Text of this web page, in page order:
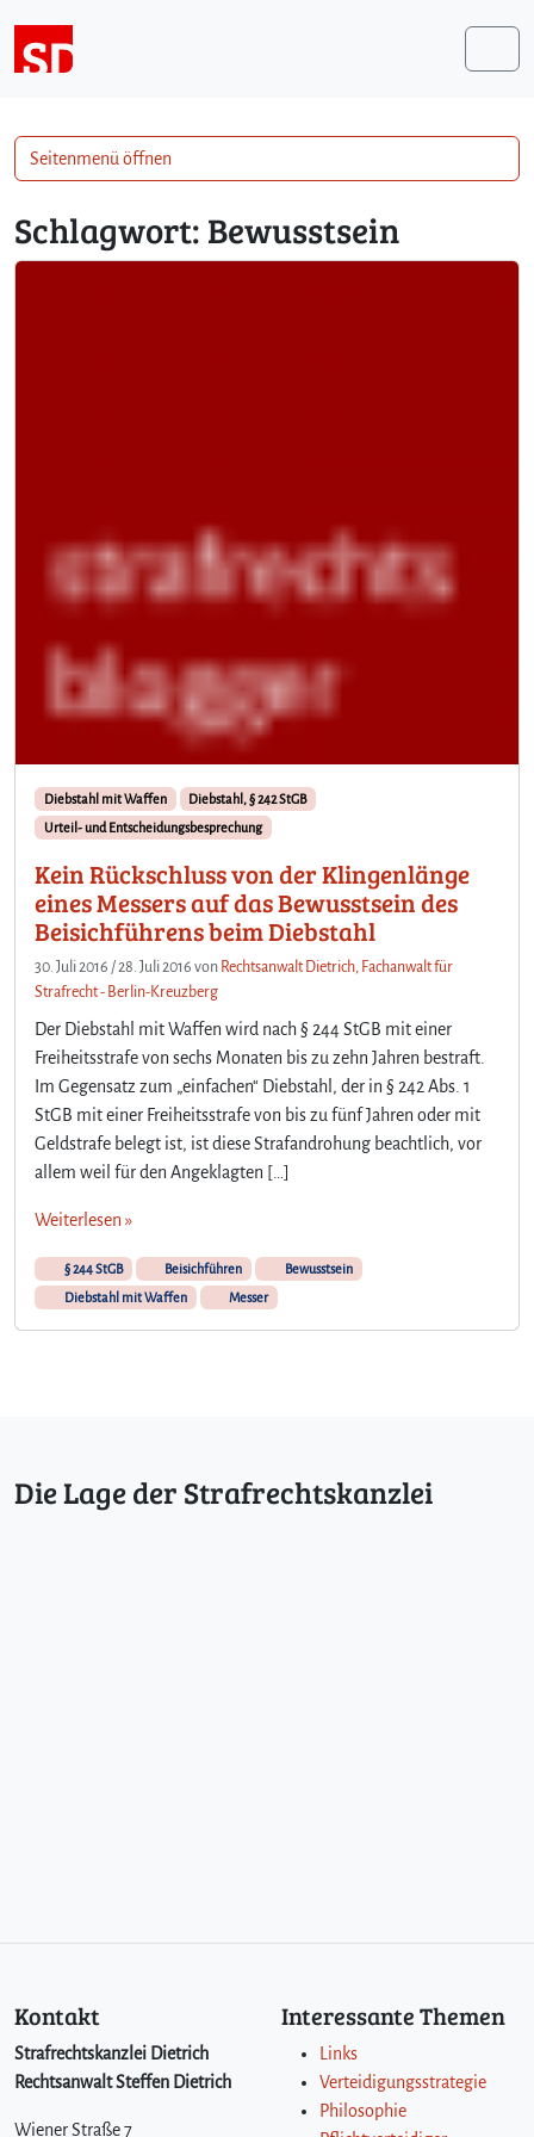
Schlagwort: Bewusstsein
Diebstahl mit Waffen
Diebstahl, § 242 StGB
Urteil- und Entscheidungsbesprechung
Kein Rückschluss von der Klingenlänge
eines Messers auf das Bewusstsein des
Beisichführens beim Diebstahl
30. Juli 2016 /28. Juli 2016 von Rechtsanwalt Dietrich, Fachanwalt für
Strafrecht - Berlin-Kreuzberg
Der Diebstahl mit Waffen wird nach § 244 StGB mit einer
Freiheitsstrafe von sechs Monaten bis zu zehn Jahren bestraft.
Im Gegensatz zum „einfachen“ Diebstahl, der in § 242 Abs. 1
StGB mit einer Freiheitsstrafe von bis zu fünf Jahren oder mit
Geldstrafe belegt ist, ist diese Strafandrohung beachtlich, vor
allem weil für den Angeklagten […]
Weiterlesen »
§ 244 StGB Beisichführen
Bewusstsein
Diebstahl mit Waffen
Messer
Seitenmenü öffnen
Die Lage der Strafrechtskanzlei
Kontakt
Strafrechtskanzlei Dietrich
Rechtsanwalt Steffen Dietrich
Wiener Straße 7
Interessante Themen
Links
Verteidigungsstrategie
Philosophie